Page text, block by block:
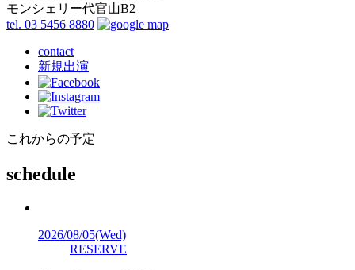
モンシェリー代官山B2
tel. 03 5456 8880
contact
新規出演
これからの予定
schedule
2026/08/05(Wed)
RESERVE